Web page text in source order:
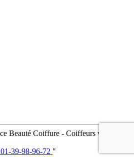
Beauté Coiffure - Coiffeurs visagistes
"